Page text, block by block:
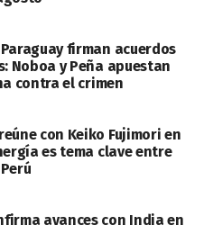
firman acuerdos
Noboa y Peña apuestan
contra el crimen
con Keiko Fujimori en
es tema clave entre
avances con India en